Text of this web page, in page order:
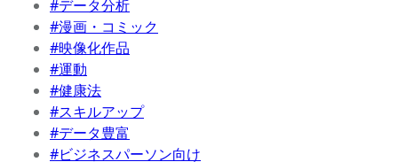
#データ分析
#漫画・コミック
#映像化作品
#運動
#健康法
#スキルアップ
#データ豊富
#ビジネスパーソン向け